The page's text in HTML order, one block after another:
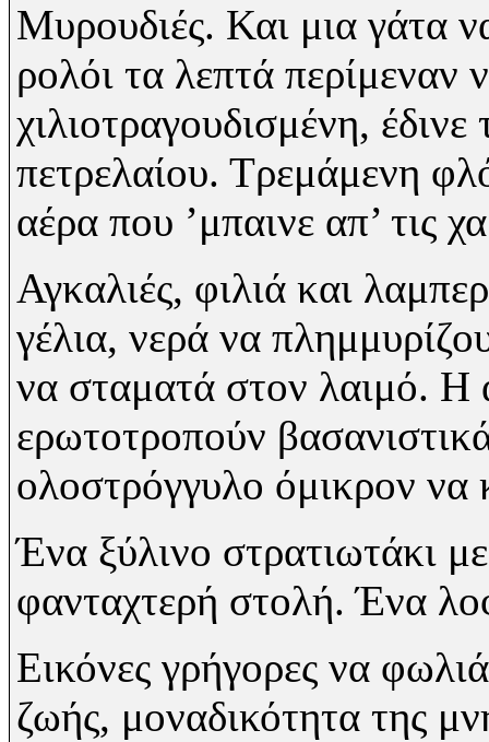
Μυρουδιές. Και μια γάτα
ρολόι τα λεπτά
χιλιοτραγουδισμένη,
πετρελαίου. Τρεμάμενη
αέρα που ’μπαινε απ’ τις
Αγκαλιές, φιλιά και
γέλια, νερά να
να σταματά στον λαιμό. Η
ερωτοτροπούν
ολοστρόγγυλο όμικρον να
Ένα ξύλινο στρατιωτάκι
φανταχτερή στολή. Ένα
Εικόνες γρήγορες να
ζωής, μοναδικότητα της